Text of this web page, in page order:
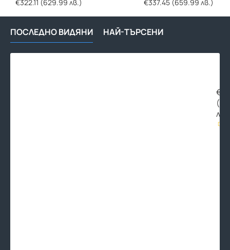
€322.11 (629.99 лв.) €337.45 (659.99 лв.)
ПОСЛЕДНО ВИДЯНИ НАЙ-ТЪРСЕНИ
LUX
лв.)